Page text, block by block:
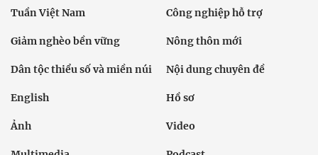
Tuần Việt Nam Công nghiệp hỗ trợ
Giảm nghèo bền vững Nông thôn mới
Dân tộc thiểu số và miền núi Nội dung chuyên đề
English Hồ sơ
Ảnh Video